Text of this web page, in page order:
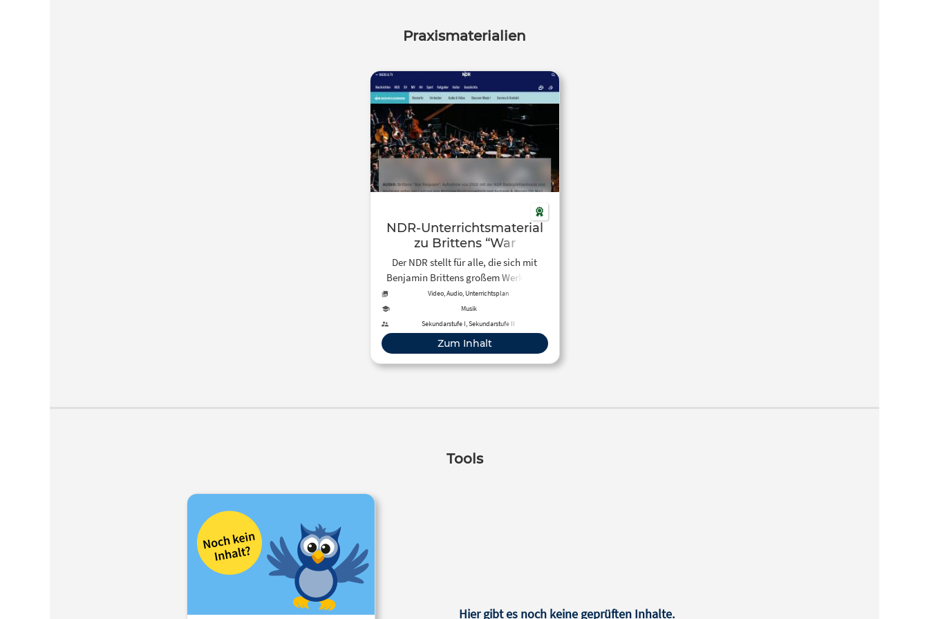
Praxismaterialien
NDR-Unterrichtsmaterial
zu Brittens “War
Requiem”
Der NDR stellt für alle, die sich mit
Benjamin Brittens großem Werk, das
ein Bekenntnis gegen den Krieg
darstellt, beschäftigen möchten, das
vorliegende Unterrichtsmaterial
kostenlos zur Verfügung.
Video, Audio, Unterrichtsplan
Musik
Sekundarstufe I, Sekundarstufe II
Zum Inhalt
Tools
Hier gibt es noch keine geprüften Inhalte.